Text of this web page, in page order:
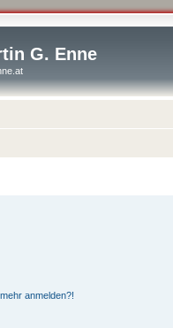
G. Enne
anmelden?!